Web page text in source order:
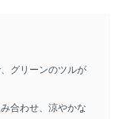
グリーンのツルが
合わせ、涼やかな